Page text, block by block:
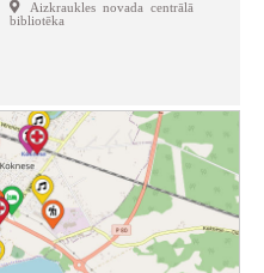
Aizkraukles novada centrālā
bibliotēka